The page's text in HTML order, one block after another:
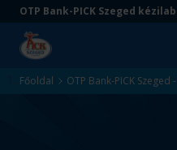
Ugrás
tartalomra
Ugrás
aljára
OTP Bank-PICK Szeged
Kezdőlap
Főoldal OTP Bank-PICK